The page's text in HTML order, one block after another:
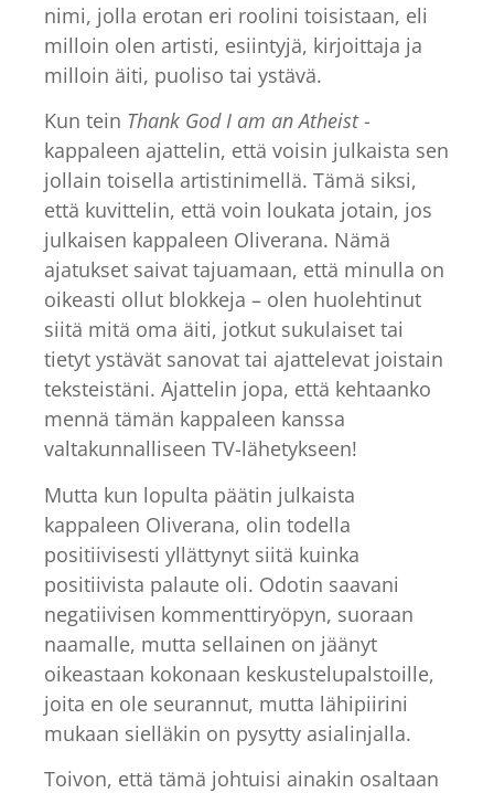
nimi, jolla erotan eri roolini toisistaan, eli
milloin olen artisti, esiintyjä, kirjoittaja ja
milloin äiti, puoliso tai ystävä.
Kun tein Thank God I am an Atheist-
kappaleen ajattelin, että voisin julkaista sen
jollain toisella artistinimellä. Tämä siksi,
että kuvittelin, että voin loukata jotain, jos
julkaisen kappaleen Oliverana. Nämä
ajatukset saivat tajuamaan, että minulla on
oikeasti ollut blokkeja – olen huolehtinut
siitä mitä oma äiti, jotkut sukulaiset tai
tietyt ystävät sanovat tai ajattelevat joistain
teksteistäni. Ajattelin jopa, että kehtaanko
mennä tämän kappaleen kanssa
valtakunnalliseen TV-lähetykseen!
Mutta kun lopulta päätin julkaista
kappaleen Oliverana, olin todella
positiivisesti yllättynyt siitä kuinka
positiivista palaute oli. Odotin saavani
negatiivisen kommenttiryöpyn, suoraan
naamalle, mutta sellainen on jäänyt
oikeastaan kokonaan keskustelupalstoille,
joita en ole seurannut, mutta lähipiirini
mukaan sielläkin on pysytty asialinjalla.
Toivon, että tämä johtuisi ainakin osaltaan